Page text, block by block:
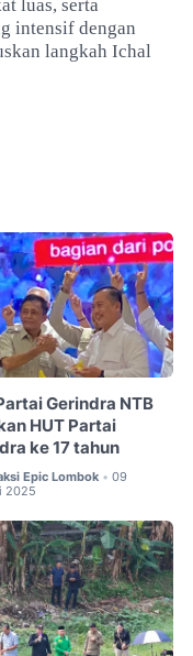
luas, serta
intensif dengan
langkah Ichal
Gerindra NTB
HUT Partai
ke 17 tahun
Epic Lombok • 09
2025